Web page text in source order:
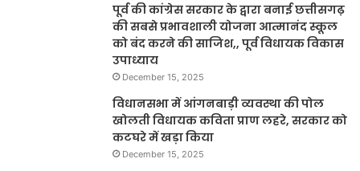
पूर्व की कांग्रेस सरकार के द्वारा बनाई छत्तीसगढ़
की सबसे प्रभावशाली योजना आत्मानंद स्कूल
को बंद करने की साजिश,, पूर्व विधायक विकास
उपाध्याय
December 15, 2025
विधानसभा में आंगनबाड़ी व्यवस्था की पोल
खोलती विधायक कविता प्राण लहरे, सरकार को
कटघरे में खड़ा किया
December 15, 2025